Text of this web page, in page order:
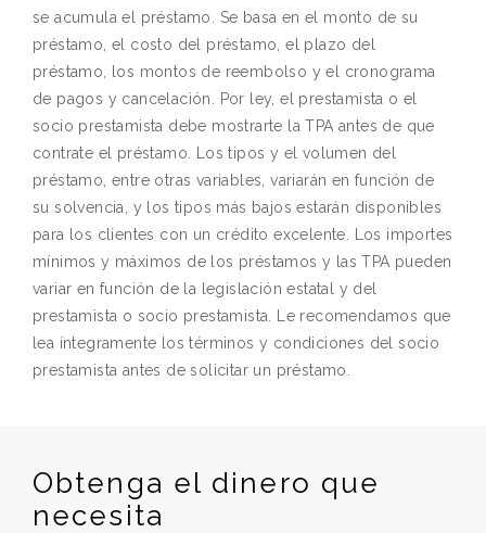
se acumula el préstamo. Se basa en el monto de su
préstamo, el costo del préstamo, el plazo del
préstamo, los montos de reembolso y el cronograma
de pagos y cancelación. Por ley, el prestamista o el
socio prestamista debe mostrarte la TPA antes de que
contrate el préstamo. Los tipos y el volumen del
préstamo, entre otras variables, variarán en función de
su solvencia, y los tipos más bajos estarán disponibles
para los clientes con un crédito excelente. Los importes
mínimos y máximos de los préstamos y las TPA pueden
variar en función de la legislación estatal y del
prestamista o socio prestamista. Le recomendamos que
lea íntegramente los términos y condiciones del socio
prestamista antes de solicitar un préstamo.
Obtenga el dinero que
necesita